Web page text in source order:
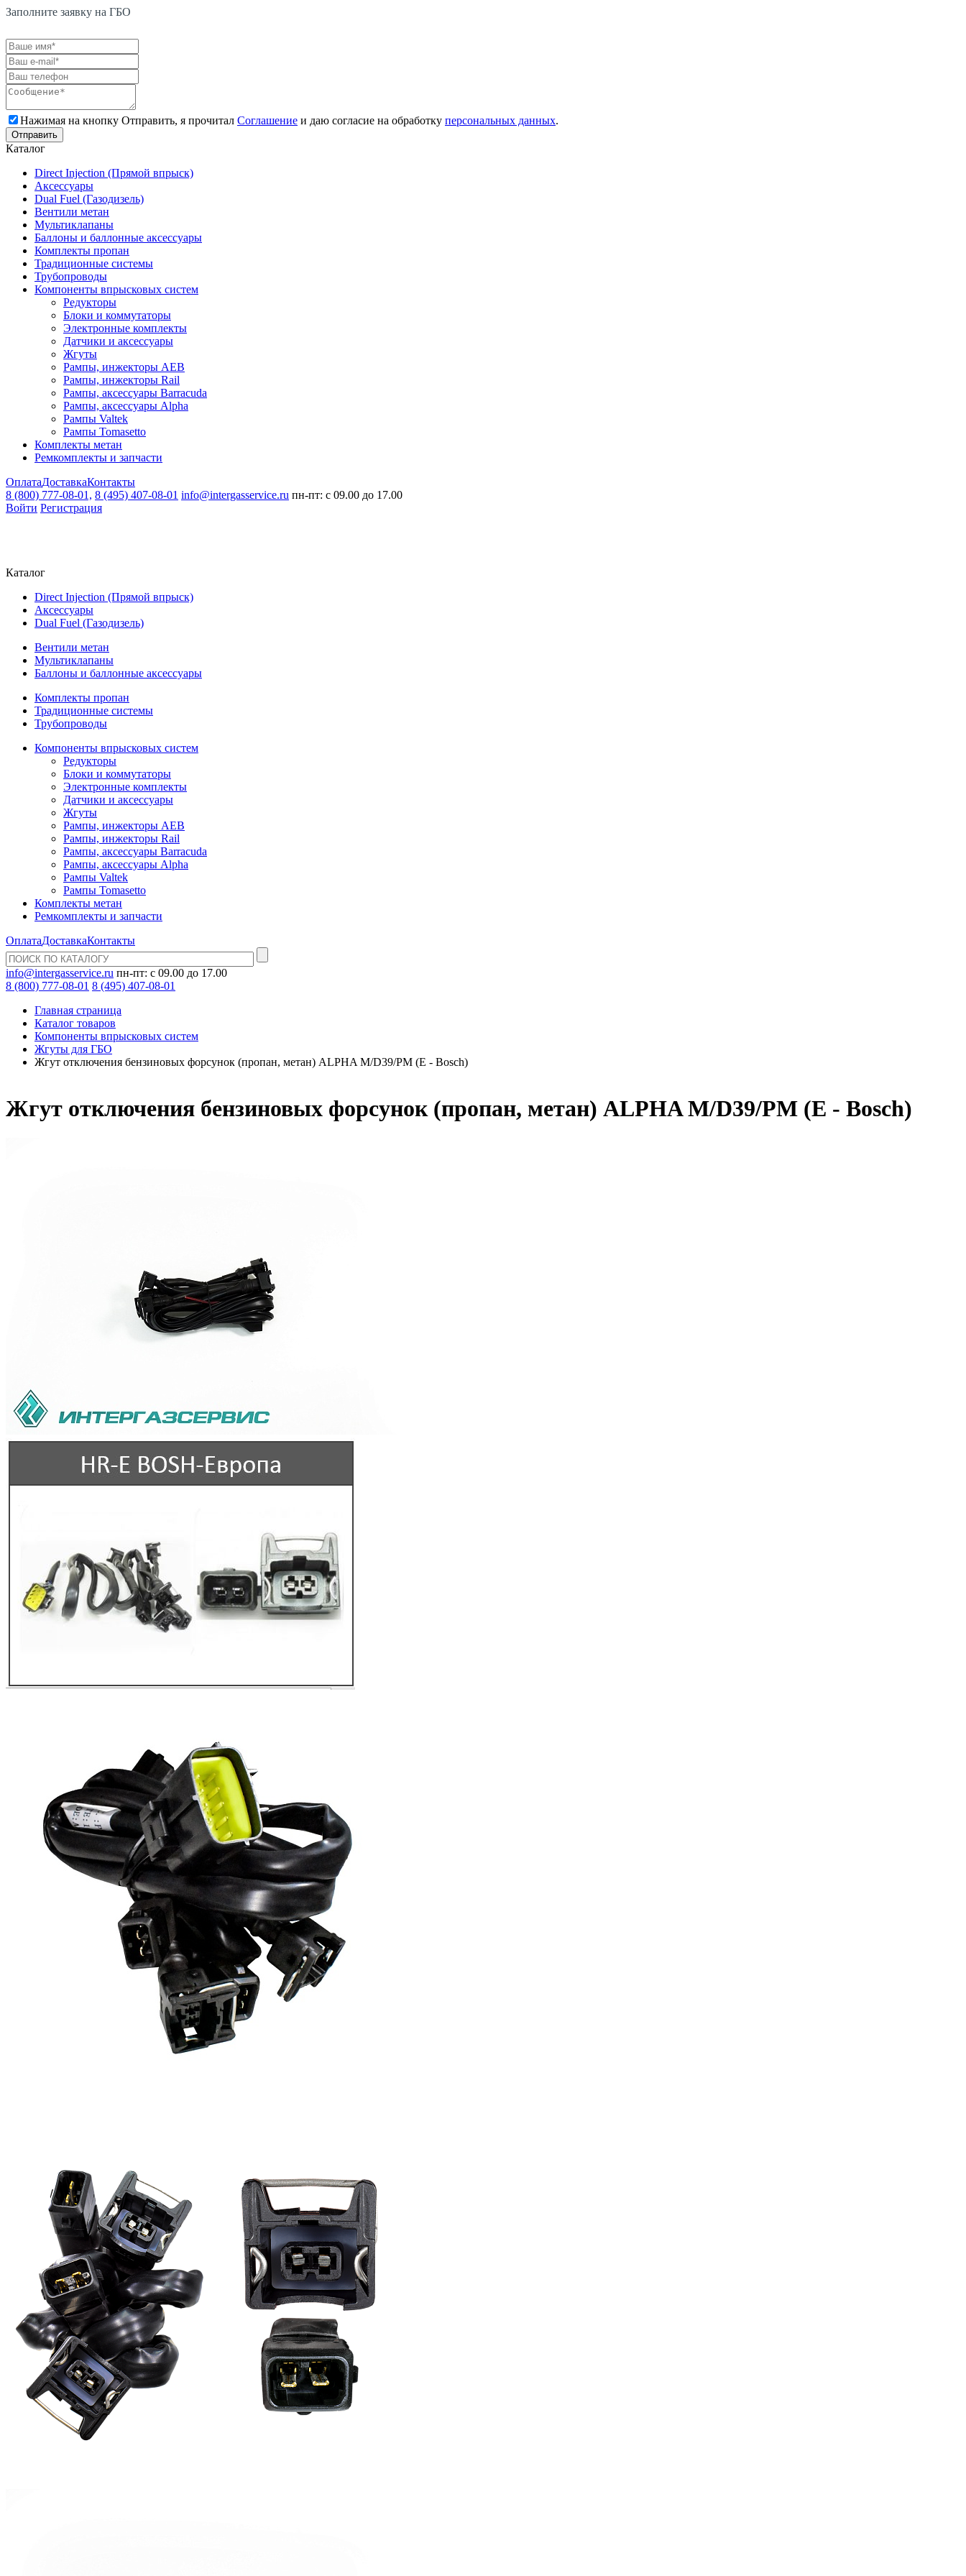
Заполните заявку на ГБО
Нажимая на кнопку Отправить, я прочитал Соглашение и даю согласие на обработку персональных данных.
Каталог
Direct Injection (Прямой впрыск)
Аксессуары
Dual Fuel (Газодизель)
Вентили метан
Мультиклапаны
Баллоны и баллонные аксессуары
Комплекты пропан
Традиционные системы
Трубопроводы
Компоненты впрысковых систем
Редукторы
Блоки и коммутаторы
Электронные комплекты
Датчики и аксессуары
Жгуты
Рампы, инжекторы AEB
Рампы, инжекторы Rail
Рампы, аксессуары Barracuda
Рампы, аксессуары Alpha
Рампы Valtek
Рампы Tomasetto
Комплекты метан
Ремкомплекты и запчасти
ОплатаДоставкаКонтакты
8 (800) 777-08-01, 8 (495) 407-08-01 info@intergasservice.ru пн-пт: с 09.00 до 17.00
Войти Регистрация
Каталог
Direct Injection (Прямой впрыск)
Аксессуары
Dual Fuel (Газодизель)
Вентили метан
Мультиклапаны
Баллоны и баллонные аксессуары
Комплекты пропан
Традиционные системы
Трубопроводы
Компоненты впрысковых систем
Редукторы
Блоки и коммутаторы
Электронные комплекты
Датчики и аксессуары
Жгуты
Рампы, инжекторы AEB
Рампы, инжекторы Rail
Рампы, аксессуары Barracuda
Рампы, аксессуары Alpha
Рампы Valtek
Рампы Tomasetto
Комплекты метан
Ремкомплекты и запчасти
ОплатаДоставкаКонтакты
info@intergasservice.ru пн-пт: с 09.00 до 17.00
8 (800) 777-08-01 8 (495) 407-08-01
Главная страница
Каталог товаров
Компоненты впрысковых систем
Жгуты для ГБО
Жгут отключения бензиновых форсунок (пропан, метан) ALPHA M/D39/PM (E - Bosch)
Жгут отключения бензиновых форсунок (пропан, метан) ALPHA M/D39/PM (E - Bosch)